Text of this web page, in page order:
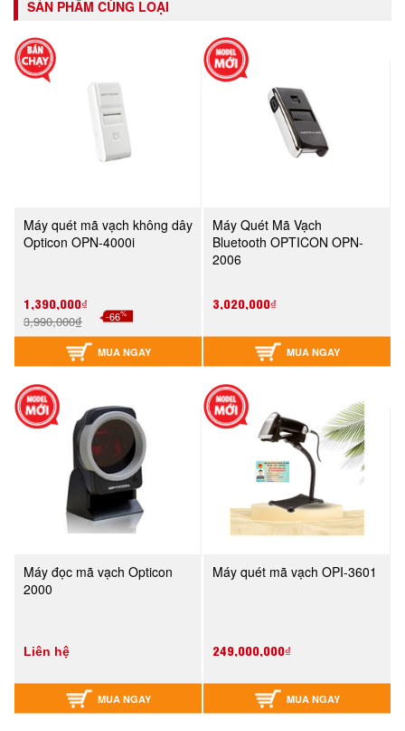
SẢN PHẨM CÙNG LOẠI
Máy quét mã vạch không dây
Opticon OPN-4000i
1,390,000₫
3,990,000₫ -66%
MUA NGAY
Máy Quét Mã Vạch
Bluetooth OPTICON OPN-
2006
3,020,000₫
MUA NGAY
Máy đọc mã vạch Opticon
2000
Liên hệ
MUA NGAY
Máy quét mã vạch OPI-3601
249,000,000₫
MUA NGAY